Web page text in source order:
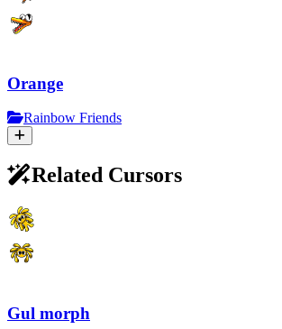
Orange
Rainbow Friends
Related Cursors
Gul morph